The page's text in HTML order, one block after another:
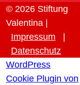
© 2026 Stiftung
Valentina |
Impressum
Datenschutz
WordPress
Cookie Plugin von